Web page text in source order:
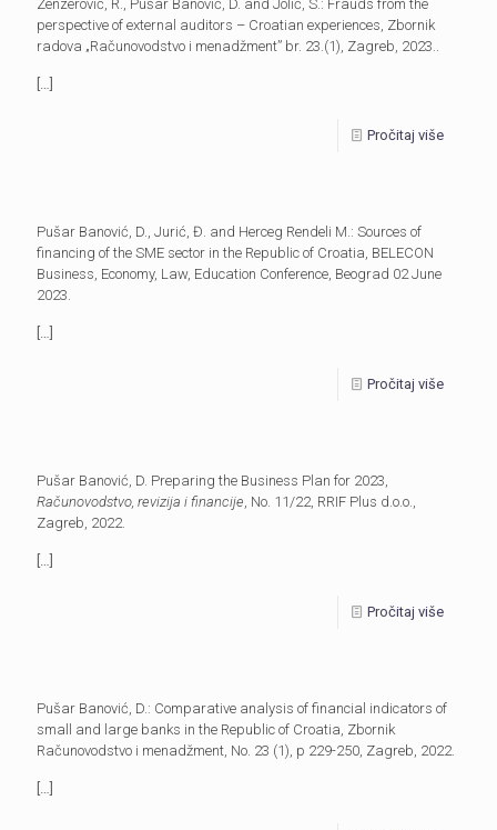
Zenzerović, R., Pušar Banović, D. and Jolić, S.: Frauds from the
perspective of external auditors – Croatian experiences, Zbornik
radova „Računovodstvo i menadžment” br. 23.(1), Zagreb, 2023..
[…]
Pročitaj više
Pušar Banović, D., Jurić, Đ. and Herceg Rendeli M.: Sources of
financing of the SME sector in the Republic of Croatia, BELECON
Business, Economy, Law, Education Conference, Beograd 02 June
2023.
[…]
Pročitaj više
Pušar Banović, D. Preparing the Business Plan for 2023,
Računovodstvo, revizija i financije, No. 11/22, RRIF Plus d.o.o.,
Zagreb, 2022.
[…]
Pročitaj više
Pušar Banović, D.: Comparative analysis of financial indicators of
small and large banks in the Republic of Croatia, Zbornik
Računovodstvo i menadžment, No. 23 (1), p 229-250, Zagreb, 2022.
[…]